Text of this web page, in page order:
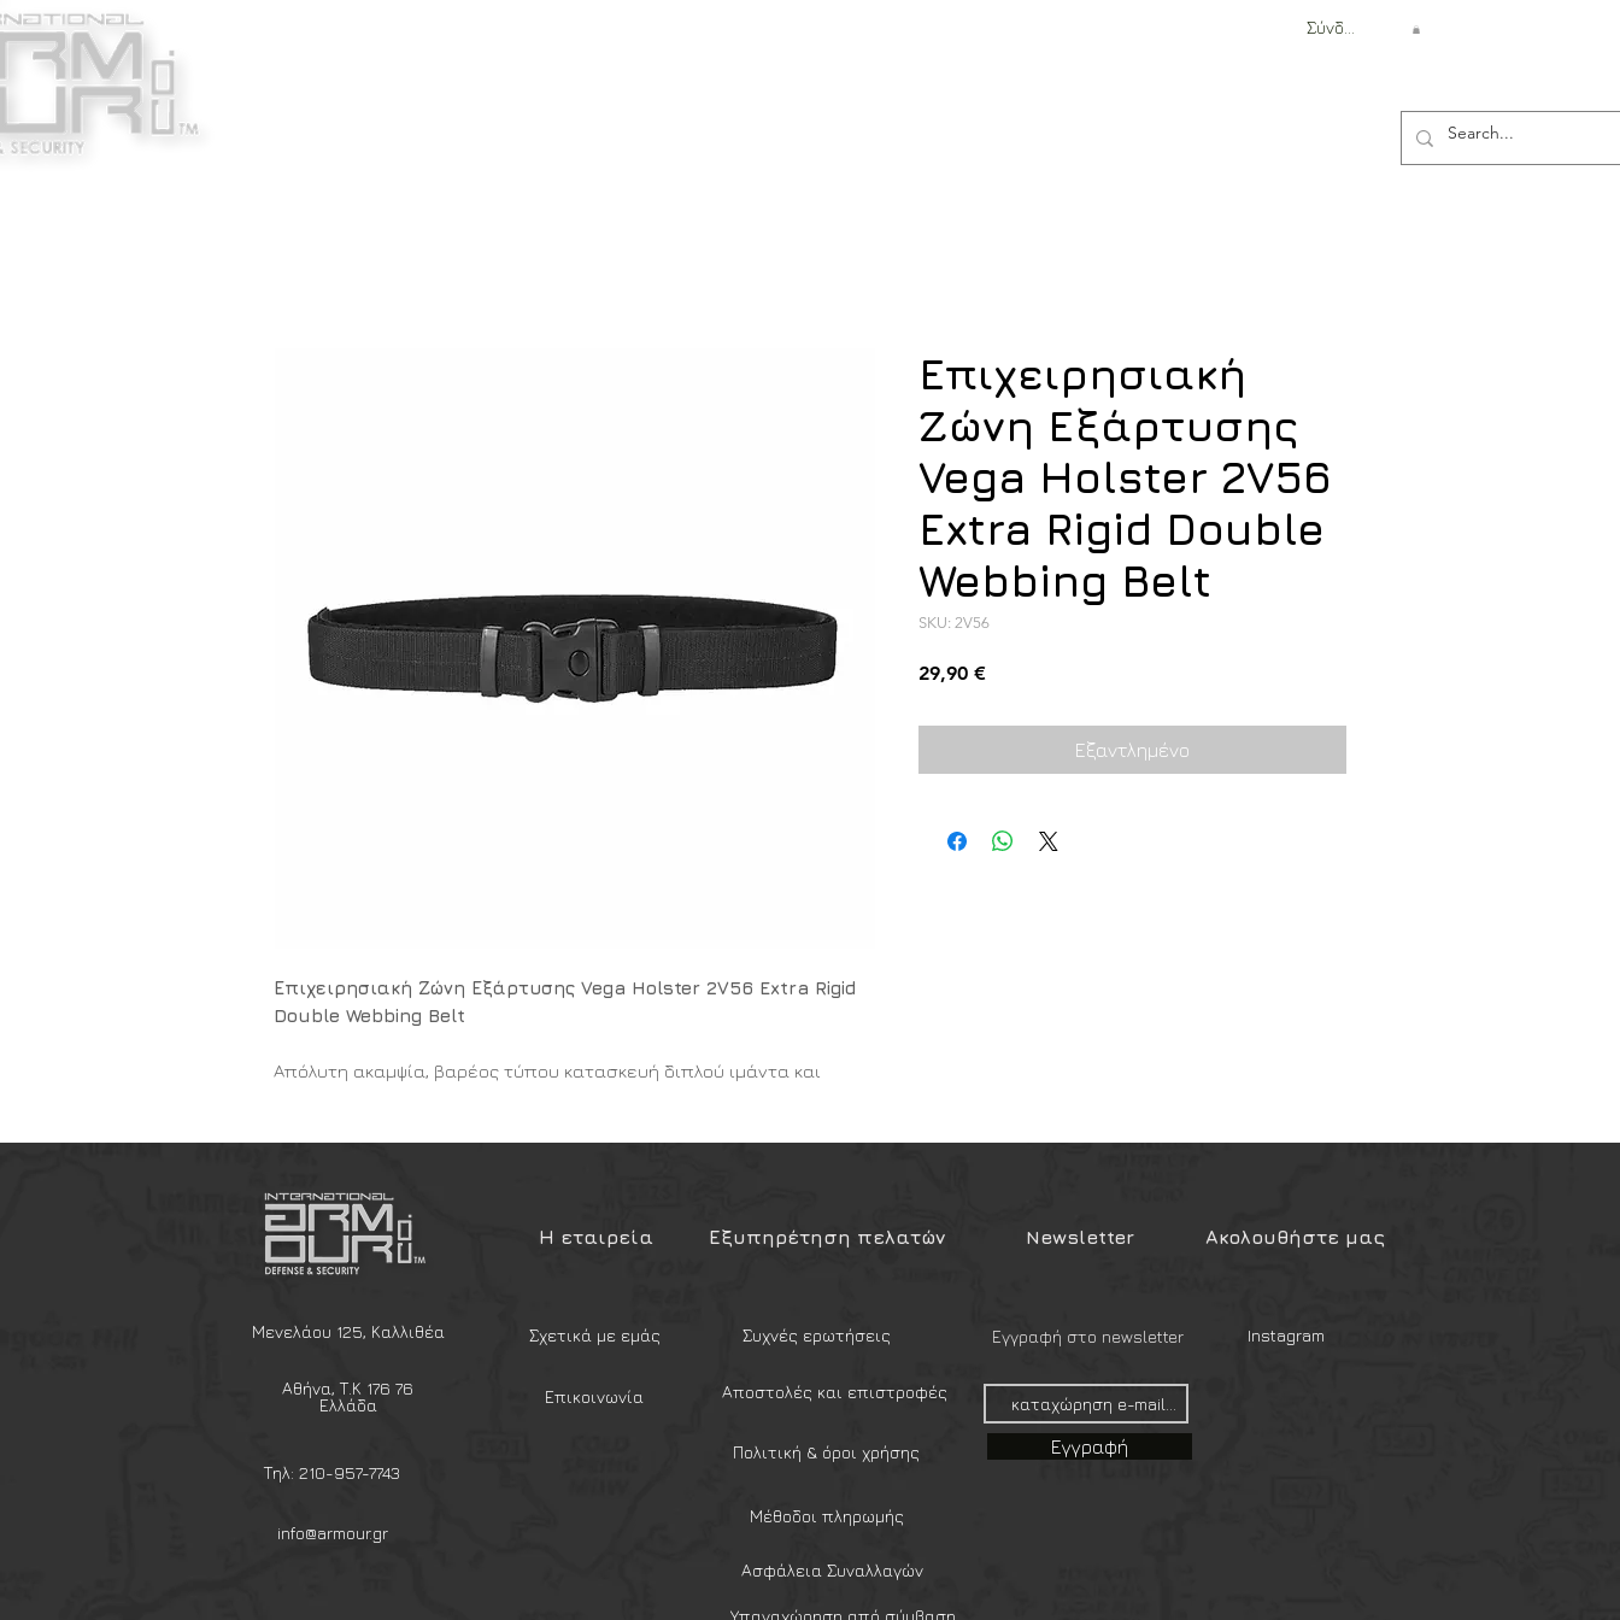
Σύνδεση
Επιχειρησιακή Ζώνη Εξάρτυσης Vega Holster 2V56 Extra Rigid
Double Webbing Belt
Απόλυτη ακαμψία, βαρέος τύπου κατασκευή διπλού ιμάντα και
αξιόπιστες "Duty Belts" της αγοράς, σχεδιασμένη αποκλειστικά για
σώματα ασφαλείας, αστυνομία, στρατό και tactical operators. Χάρη
στην ειδική κατασκευή από διπλό, ενισχυμένο ιμάντα, προσφέρει
εξοπλισμού (οπλοθήκες, θήκες γεμιστήρων, ασυρμάτους,
χειροπέδες), διασφαλίζοντας ότι η ζώνη δεν θα λυγίσει, δεν θα
βάρος.
Κατασκευασμένη από Διπλό Ιμάντα (Double Webbing): Διαθέτει
με εσωτερική πολυμερή ενίσχυση. Αυτή η "Extra Rigid" δομή
παρέχει κορυφαία αντοχή στις στρεβλώσεις, μοιράζοντας το
βάρος της εξάρτυσης ομοιόμορφα γύρω από τη μέση και
Επιχειρησιακή
Ζώνη Εξάρτυσης
Vega Holster 2V56
Extra Rigid Double
Webbing Belt
SKU: 2V56
29,90 €Τιμή
Εξαντλημένο
Η εταιρεία Εξυπηρέτηση πελατών Newsletter Ακολουθήστε μας
Μενελάου 125, Καλλιθέα
Αθήνα, Τ.Κ 176 76
Ελλάδα
Τηλ: 210-957-7743
info@armour.gr
Σχετικά με εμάς
Επικοινωνία
Συχνές ερωτήσεις
Αποστολές και επιστροφές
Πολιτική & όροι χρήσης
Μέθοδοι πληρωμής
Εγγραφή στο newsletter
Εγγραφή
Instagram
Ασφάλεια Συναλλαγών
Υπαναχώρηση από σύμβαση